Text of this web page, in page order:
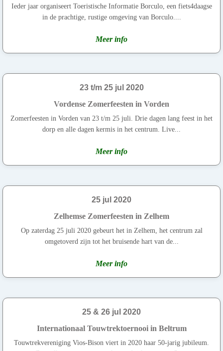
Ieder jaar organiseert Toeristische Informatie Borculo, een fiets4daagse
in de prachtige, rustige omgeving van Borculo....
Meer info
23 t/m 25 jul 2020
Vordense Zomerfeesten in Vorden
Zomerfeesten in Vorden van 23 t/m 25 juli. Drie dagen lang feest in het
dorp en alle dagen kermis in het centrum. Live...
Meer info
25 jul 2020
Zelhemse Zomerfeesten in Zelhem
Op zaterdag 25 juli 2020 gebeurt het in Zelhem, het centrum zal
omgetoverd zijn tot het bruisende hart van de...
Meer info
25 & 26 jul 2020
Internationaal Touwtrektoernooi in Beltrum
Touwtrekvereniging Vios-Bison viert in 2020 haar 50-jarig jubileum.